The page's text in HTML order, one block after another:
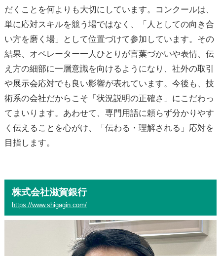
だくことを何よりも大切にしています。コンクールは、
単に応対スキルを競う場ではなく、「人としての向き合
い方を磨く場」として位置づけて参加しています。その
結果、オペレーター一人ひとりが言葉づかいや表情、伝
え方の細部に一層意識を向けるようになり、社外の取引
や展示会応対でも良い影響が表れています。今後も、技
術系の会社だからこそ「状況説明の正確さ」にこだわっ
てまいります。あわせて、専門用語に頼らず分かりやす
く伝えることを心がけ、「伝わる・理解される」応対を
目指します。
株式会社滋賀銀行
https://www.shigagin.com/